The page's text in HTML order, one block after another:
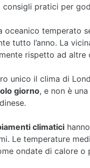
consigli pratici per
oceanico temperato
tutto l’anno. La
rispetto ad altre
unico il clima di
giorno, e non è
climatici
Le temperature
ondate di calore o